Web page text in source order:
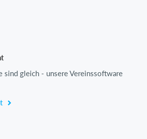
sind gleich - unsere Vereinssoftware